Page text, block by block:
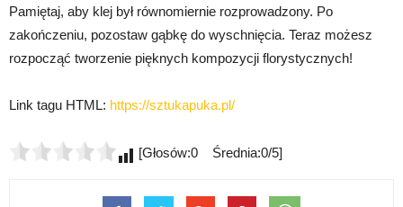
Pamiętaj, aby klej był równomiernie rozprowadzony. Po
zakończeniu, pozostaw gąbkę do wyschnięcia. Teraz możesz
rozpocząć tworzenie pięknych kompozycji florystycznych!
Link tagu HTML: https://sztukapuka.pl/
[Głosów:0 Średnia:0/5]